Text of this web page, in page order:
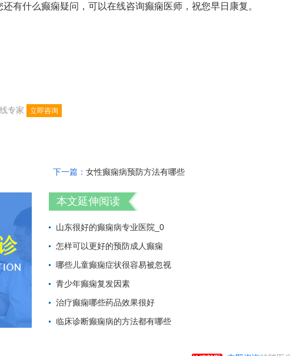
有什么癫痫疑问，可以在线咨询癫痫医师，祝您早日康复。
专家 立即咨询
下一篇： 女性癫痫病预防方法有哪些
本文延伸阅读
山东很好的癫痫病专业医院_0
怎样可以更好的预防成人癫痫
哪些儿童癫痫症状很容易被忽视
青少年癫痫复发因素
治疗癫痫哪些药品效果很好
临床诊断癫痫病的方法都有哪些